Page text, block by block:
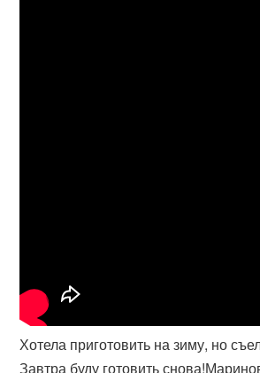
Хотела приготовить на зиму, но
Завтра буду готовить